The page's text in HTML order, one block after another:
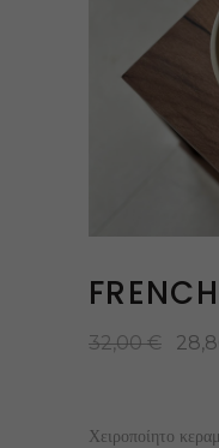
32,00€
Χειροποίητο